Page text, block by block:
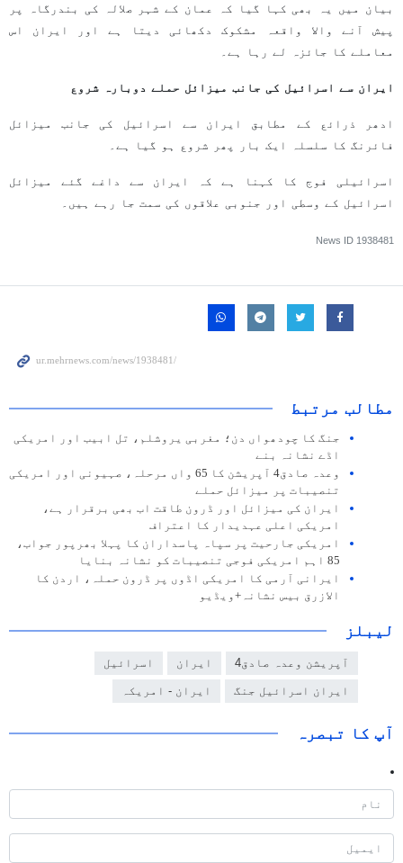
بیان میں یہ بھی کہا گیا کہ عمان کے شہر صلالہ کی بندرگاہ پر
پیش آنے والا واقعہ مشکوک دکھائی دیتا ہے اور ایران اس
معاملے کا جائزہ لے رہا ہے۔
ایران سے اسرائیل کی جانب میزائل حملے دوبارہ شروع
ادھر ذرائع کے مطابق ایران سے اسرائیل کی جانب میزائل
فائرنگ کا سلسلہ ایک بار پھر شروع ہو گیا ہے۔
اسرائیلی فوج کا کہنا ہے کہ ایران سے داغے گئے میزائل
اسرائیل کے وسطی اور جنوبی علاقوں کی سمت جا رہے ہیں۔
News ID 1938481
مطالب مرتبط
جنگ کا چودھواں دن؛ مغربی یروشلم، تل ابیب اور امریکی
اڈے نشانہ بنے
وعدہ صادق4 آپریشن کا 65 واں مرحلہ، صہیونی اور امریکی
تنصیبات پر میزائل حملے
ایران کی میزائل اور ڈرون طاقت اب بھی برقرار ہے،
امریکی اعلی عہدیدار کا اعتراف
امریکی جارحیت پر سپاہ پاسداران کا پہلا بھرپور جواب،
85 اہم امریکی فوجی تنصیبات کو نشانہ بنایا
ایرانی آرمی کا امریکی اڈوں پر ڈرون حملہ، اردن کا
الازرق بیس نشانہ+ویڈیو
لیبلز
آپریشن وعدہ صادق4 ایران اسرائيل
ایران اسرائیل جنگ ایران - امریکہ
آپ کا تبصرہ